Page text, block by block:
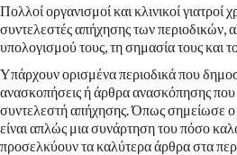
Πολλοί οργανισμοί και κλινικοί γιατροί
συντελεστές απήχησης των περιοδικών,
υπολογισμού τους, τη σημασία τους και
Υπάρχουν ορισμένα περιοδικά που
ανασκοπήσεις ή άρθρα ανασκόπησης
συντελεστή απήχησης. Όπως σημείωσε
είναι απλώς μια συνάρτηση του πόσο
προσελκύουν τα καλύτερα άρθρα στα